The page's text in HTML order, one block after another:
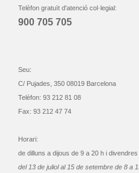
Telèfon gratuït d'atenció col·legial:
900 705 705
Seu:
C/ Pujades, 350 08019 Barcelona
Telèfon: 93 212 81 08
Fax: 93 212 47 74
Horari:
de dilluns a dijous de 9 a 20 h i
del 13 de juliol al 15 de setembre de 8 a